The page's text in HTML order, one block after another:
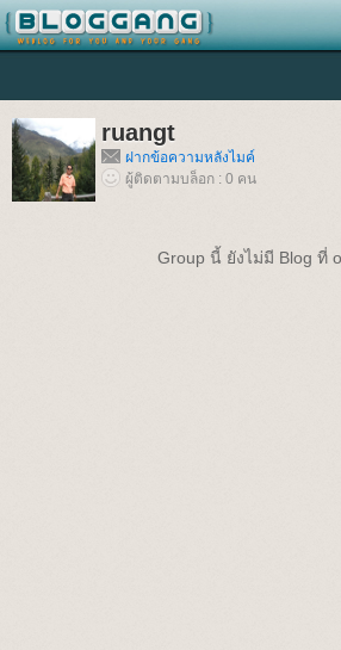
ruangt
ฝากข้อความหลังไมค์
ผู้ติดตามบล็อก : 0 คน
Group นี้ ยังไม่มี Blog ที่